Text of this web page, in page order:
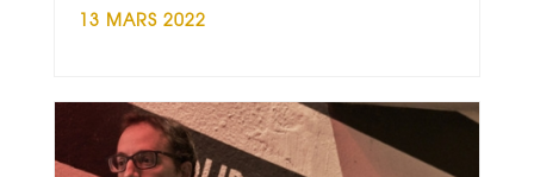
13 MARS 2022